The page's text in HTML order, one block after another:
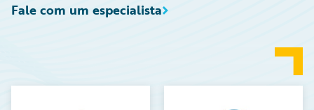
Fale com um especialista